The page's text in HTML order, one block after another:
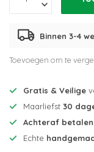
Binnen 3-4
Toevoegen om te
Gratis & Veilige
Maarliefst 30
Achteraf betalen
Echte